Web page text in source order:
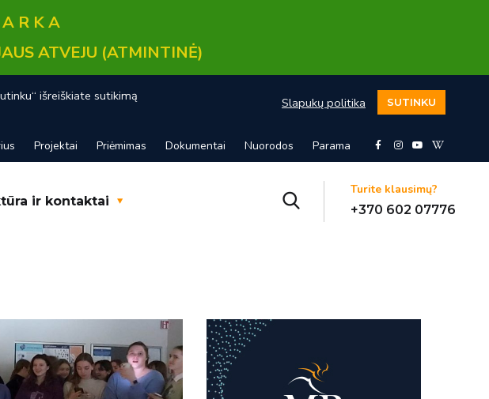
R K A
ATVEJU (ATMINTINĖ)
Projektai Priėmimas Dokumentai Nuorodos Parama
ir kontaktai
Turite klausimų?
+370 602 07776
išreiškiate sutikimą
Slapukų politika SUTINKU